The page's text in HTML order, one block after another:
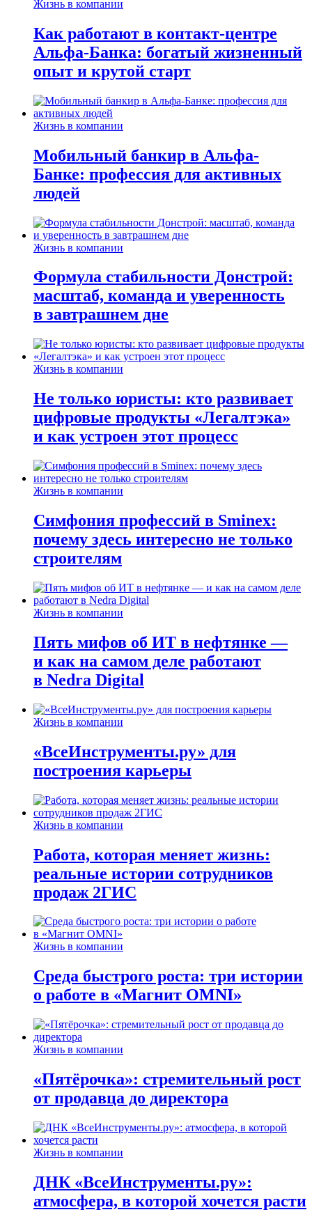
Жизнь в компании
Как работают в контакт-центре
Альфа-Банка: богатый жизненный
опыт и крутой старт
Жизнь в компании
Мобильный банкир в Альфа-
Банке: профессия для активных
людей
Жизнь в компании
Формула стабильности Донстрой:
масштаб, команда и уверенность
в завтрашнем дне
Жизнь в компании
Не только юристы: кто развивает
цифровые продукты «Легалтэка»
и как устроен этот процесс
Жизнь в компании
Симфония профессий в Sminex:
почему здесь интересно не только
строителям
Жизнь в компании
Пять мифов об ИТ в нефтянке —
и как на самом деле работают
в Nedra Digital
Жизнь в компании
«ВсеИнструменты.ру» для
построения карьеры
Жизнь в компании
Работа, которая меняет жизнь:
реальные истории сотрудников
продаж 2ГИС
Жизнь в компании
Среда быстрого роста: три истории
о работе в «Магнит OMNI»
Жизнь в компании
«Пятёрочка»: стремительный рост
от продавца до директора
Жизнь в компании
ДНК «ВсеИнструменты.ру»:
атмосфера, в которой хочется расти